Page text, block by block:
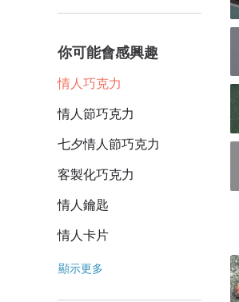
你可能會感興趣
情人巧克力
情人節巧克力
七夕情人節巧克力
客製化巧克力
情人鑰匙
情人卡片
顯示更多